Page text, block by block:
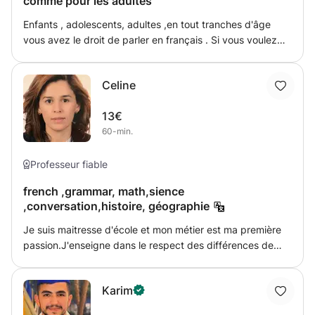
et à New Giza, veuillez me contacter
Enfants , adolescents, adultes ,en tout tranches d'âge
vous avez le droit de parler en français . Si vous voulez
Après l’anglais et l’allemand, le français est la troisième
langue sur Internet ) , et si vous voulez multiplier vos
chances pour trouver un emploi , n 'hésitez pas à me
contacter et vous ne serez que satisfait(e)s.
Celine
13€
60-min.
Professeur fiable
french ,grammar, math,sience
,conversation,histoire, géographie
Je suis maitresse d'école et mon métier est ma première
passion.J'enseigne dans le respect des différences de
une pedagogie différenciée et ajustée aux faiblesses de
chacun.Je cherche toujours à preserver la confiance en
Karim